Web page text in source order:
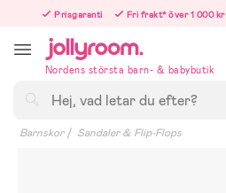
innehållet
Prisgaranti Fri frakt* över 1 000 kr
Nordens största barn- & babybutik
Barnskor Sandaler & Flip-Flops